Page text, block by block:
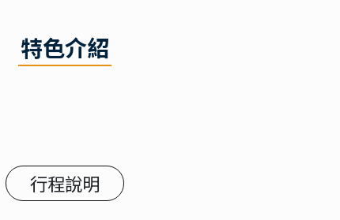
特色介紹
行程說明